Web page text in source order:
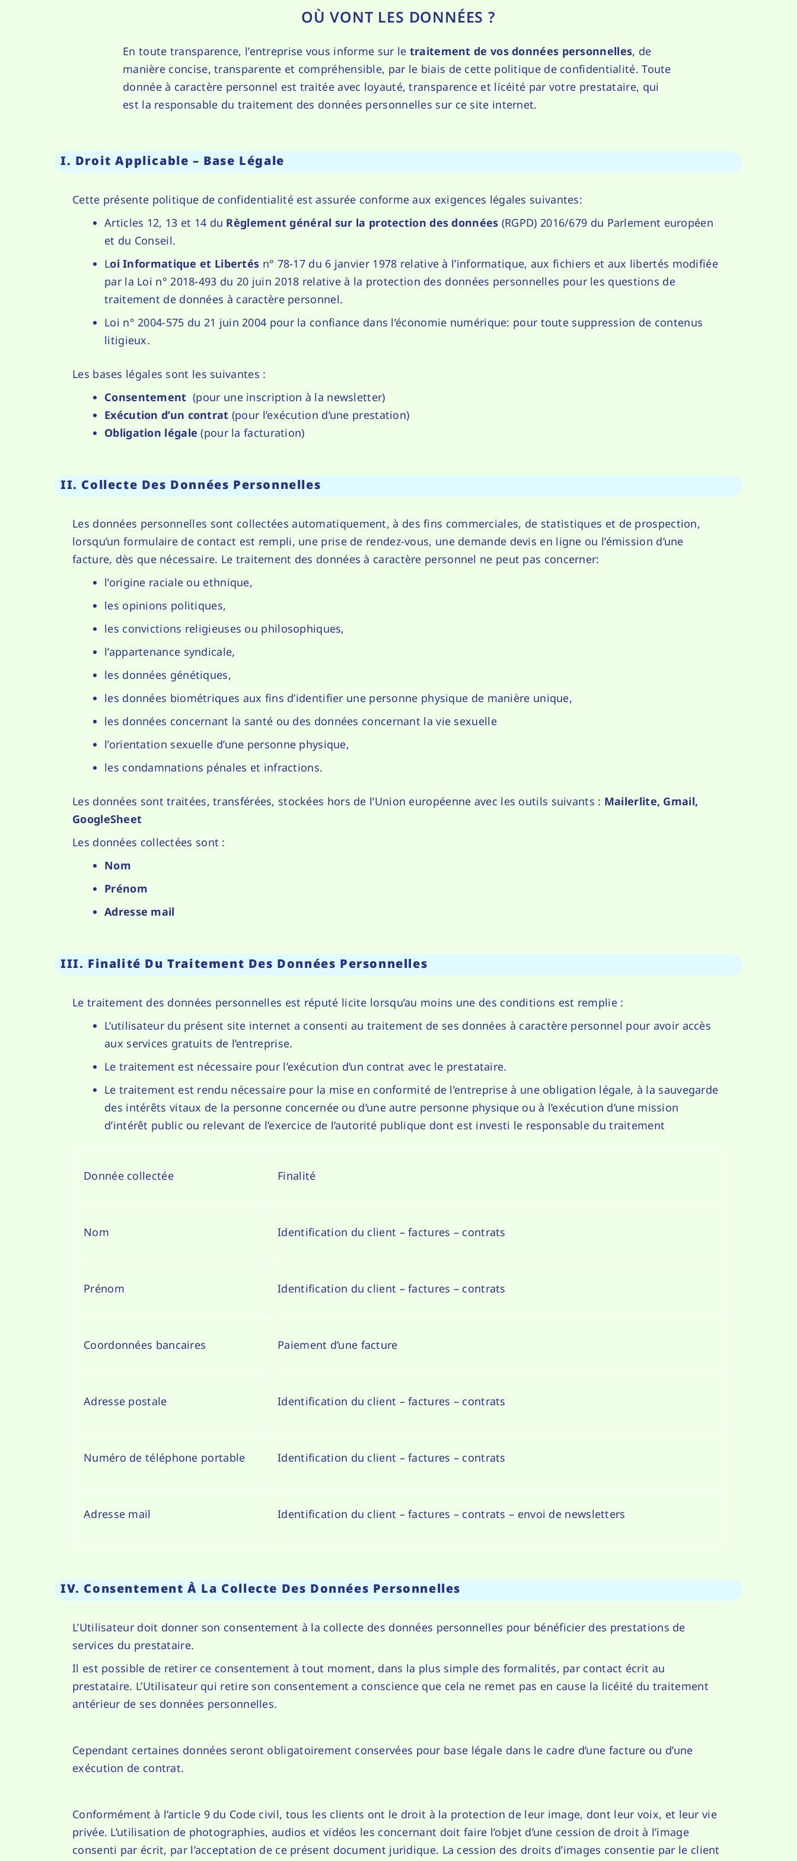
OÙ VONT LES DONNÉES ?
En toute transparence, l’entreprise vous informe sur le traitement de vos données personnelles, de
manière concise, transparente et compréhensible, par le biais de cette politique de confidentialité. Toute
donnée à caractère personnel est traitée avec loyauté, transparence et licéité par votre prestataire, qui
est la responsable du traitement des données personnelles sur ce site internet.
I. Droit Applicable – Base Légale
Cette présente politique de confidentialité est assurée conforme aux exigences légales suivantes:
Articles 12, 13 et 14 du Règlement général sur la protection des données (RGPD) 2016/679 du Parlement européen
et du Conseil.
Loi Informatique et Libertés n° 78-17 du 6 janvier 1978 relative à l’informatique, aux fichiers et aux libertés modifiée
par la Loi n° 2018-493 du 20 juin 2018 relative à la protection des données personnelles pour les questions de
traitement de données à caractère personnel.
Loi n° 2004-575 du 21 juin 2004 pour la confiance dans l’économie numérique: pour toute suppression de contenus
litigieux.
Les bases légales sont les suivantes :
Consentement (pour une inscription à la newsletter)
Exécution d’un contrat (pour l’exécution d’une prestation)
Obligation légale (pour la facturation)
II. Collecte Des Données Personnelles
Les données personnelles sont collectées automatiquement, à des fins commerciales, de statistiques et de prospection,
lorsqu’un formulaire de contact est rempli, une prise de rendez-vous, une demande devis en ligne ou l’émission d’une
facture, dès que nécessaire. Le traitement des données à caractère personnel ne peut pas concerner:
l’origine raciale ou ethnique,
les opinions politiques,
les convictions religieuses ou philosophiques,
l’appartenance syndicale,
les données génétiques,
les données biométriques aux fins d’identifier une personne physique de manière unique,
les données concernant la santé ou des données concernant la vie sexuelle
l’orientation sexuelle d’une personne physique,
les condamnations pénales et infractions.
Les données sont traitées, transférées, stockées hors de l’Union européenne avec les outils suivants : Mailerlite, Gmail,
GoogleSheet
Les données collectées sont :
Nom
Prénom
Adresse mail
III. Finalité Du Traitement Des Données Personnelles
Le traitement des données personnelles est réputé licite lorsqu’au moins une des conditions est remplie :
L’utilisateur du présent site internet a consenti au traitement de ses données à caractère personnel pour avoir accès
aux services gratuits de l’entreprise.
Le traitement est nécessaire pour l’exécution d’un contrat avec le prestataire.
Le traitement est rendu nécessaire pour la mise en conformité de l’entreprise à une obligation légale, à la sauvegarde
des intérêts vitaux de la personne concernée ou d’une autre personne physique ou à l’exécution d’une mission
d’intérêt public ou relevant de l’exercice de l’autorité publique dont est investi le responsable du traitement
Donnée collectée Finalité
Nom Identification du client – factures – contrats
Prénom Identification du client – factures – contrats
Coordonnées bancaires Paiement d’une facture
Adresse postale Identification du client – factures – contrats
Numéro de téléphone portable Identification du client – factures – contrats
Adresse mail Identification du client – factures – contrats – envoi de newsletters
IV. Consentement À La Collecte Des Données Personnelles
L’Utilisateur doit donner son consentement à la collecte des données personnelles pour bénéficier des prestations de
services du prestataire.
Il est possible de retirer ce consentement à tout moment, dans la plus simple des formalités, par contact écrit au
prestataire. L’Utilisateur qui retire son consentement a conscience que cela ne remet pas en cause la licéité du traitement
antérieur de ses données personnelles.
Cependant certaines données seront obligatoirement conservées pour base légale dans le cadre d’une facture ou d’une
exécution de contrat.
Conformément à l’article 9 du Code civil, tous les clients ont le droit à la protection de leur image, dont leur voix, et leur vie
privée. L’utilisation de photographies, audios et vidéos les concernant doit faire l’objet d’une cession de droit à l’image
consenti par écrit, par l’acceptation de ce présent document juridique. La cession des droits d’images consentie par le client